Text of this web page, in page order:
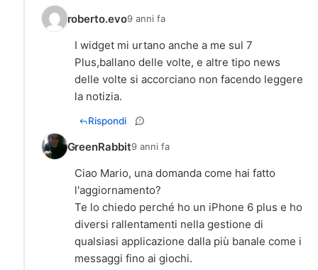
roberto.evo9 anni fa
I widget mi urtano anche a me sul 7
Plus,ballano delle volte, e altre tipo news
delle volte si accorciano non facendo leggere
la notizia.
Rispondi
GreenRabbit9 anni fa
Ciao Mario, una domanda come hai fatto
l'aggiornamento?
Te lo chiedo perché ho un iPhone 6 plus e ho
diversi rallentamenti nella gestione di
qualsiasi applicazione dalla più banale come i
messaggi fino ai giochi.